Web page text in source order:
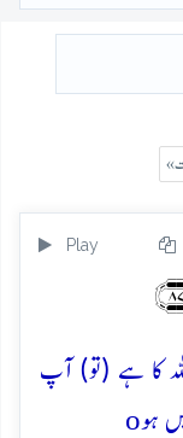
Play
کا ہے (تو) آپ
ہوo